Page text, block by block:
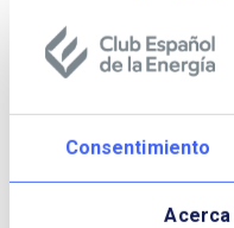
Consentimiento
Acerca